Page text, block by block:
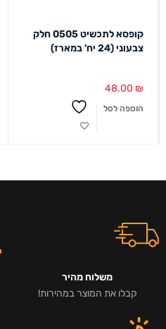
קופסא לתכשיט 0505 חלק
צבעוני (24 יח' במארז)
48.00 ₪
הוספה לסל
משלוח מהיר
קבלו את המוצר במהירות!